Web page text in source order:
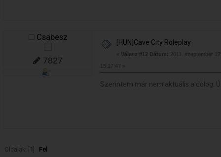
Csabesz
7827
[HUN]Cave City Roleplay
« Válasz #12 Dátum:
2011. szeptember
15:17:47 »
Szerintem már nem aktuális a dolog.
Oldalak: [ 1 Fel